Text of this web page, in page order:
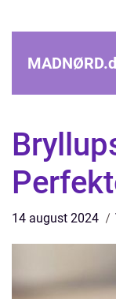
MADNØRD.
14 august 2024